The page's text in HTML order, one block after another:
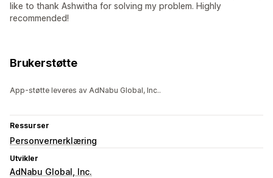
like to thank Ashwitha for solving my problem. Highly
recommended!
Brukerstøtte
App-støtte leveres av AdNabu Global, Inc..
Ressurser
Personvernerklæring
Utvikler
AdNabu Global, Inc.